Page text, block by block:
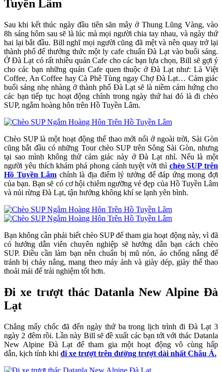
Tuyền Lâm
Sau khi kết thúc ngày đầu tiên săn mây ở Thung Lũng Vàng, vào
8h sáng hôm sau sẽ là lúc mà mọi người chia tay nhau, và ngày thứ
hai lại bắt đầu. Bill nghĩ mọi người cũng đã mệt và nên quay trở lại
thành phố để thưởng thức một ly cafe chuẩn Đà Lạt vào buổi sáng.
Ở Đà Lạt có rất nhiều quán Cafe cho các bạn lựa chọn, Bill sẽ gợi ý
cho các bạn những quán Cafe quen thuộc ở Đà Lạt như: Là Việt
Coffee, An Coffee hay Cà Phê Tùng ngay Chợ Đà Lạt… Cảm giác
buổi sáng nhẹ nhàng ở thành phố Đà Lạt sẽ là niềm cảm hứng cho
các bạn tiếp tục hoạt động chính trong ngày thứ hai đó là đi chèo
SUP, ngắm hoàng hôn trên Hồ Tuyền Lâm.
Chèo SUP là một hoạt động thể thao mới nổi ở ngoài trời, Sài Gòn
cũng bắt đầu có những Tour chèo SUP trên Sông Sài Gòn, nhưng
tại sao mình không thử cảm giác này ở Đà Lạt nhỉ. Nếu là một
người yêu thích khám phá phong cảnh tuyệt vời thì chèo SUP trên
Hồ Tuyền Lâm chính là địa điểm lý tưởng để đáp ứng mong đợi
của bạn. Bạn sẽ có cơ hội chiêm ngưỡng vẻ đẹp của Hồ Tuyền Lâm
và núi rừng Đà Lạt, tận hưởng không khí se lạnh yên bình.
Bạn không cần phải biết chèo SUP để tham gia hoạt động này, vì đã
có hướng dẫn viên chuyên nghiệp sẽ hướng dẫn bạn cách chèo
SUP. Điều cần làm bạn nên chuẩn bị mũ nón, áo chống nắng để
tránh bị cháy nắng, mang theo máy ảnh và giày dép, giày thể thao
thoải mái để trải nghiệm tốt hơn.
Đi xe trượt thác Datanla New Alpine Đà
Lạt
Chẳng mấy chốc đã đến ngày thứ ba trong lịch trình đi Đà Lạt 3
ngày 2 đêm rồi. Lần này Bill sẽ đề xuất các bạn tới với thác Datanla
New Alpine Đà Lạt để tham gia một hoạt động vô cùng hấp
dẫn, kịch tính khi đi xe trượt trên đường trượt dài nhất Châu Á.